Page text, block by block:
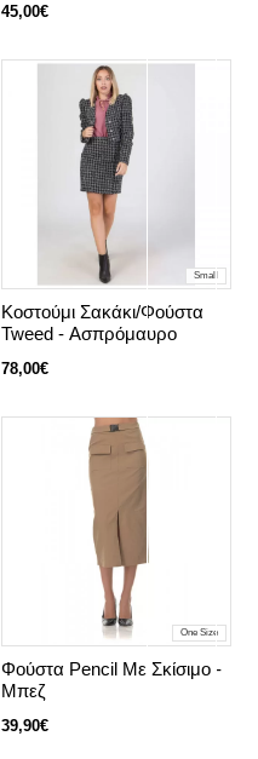
45,00€
Small
Κοστούμι Σακάκι/Φούστα
Tweed - Ασπρόμαυρο
78,00€
One Size
Φούστα Pencil Με Σκίσιμο -
Μπεζ
39,90€